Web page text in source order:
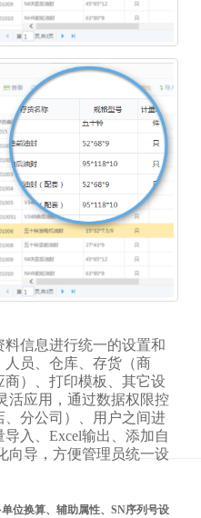
信息进行统一的设置和
员、仓库、存货（商
）、打印模板、其它设
活应用，通过数据权限控
分公司）、用户之间进
入、Excel输出、添加自
向导，方便管理员统一设
位换算、辅助属性、SN序列号设